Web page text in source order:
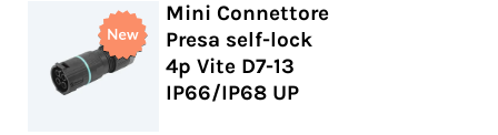
Mini Connettore
Presa self-lock
4p Vite D7-13
IP66/IP68 UP